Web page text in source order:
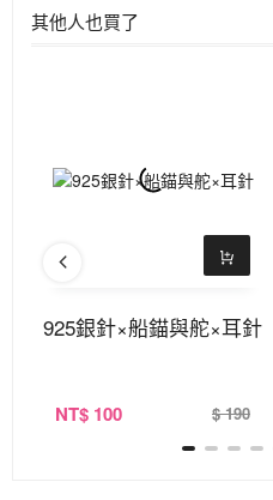
其他人也買了
925銀針×船錨與舵×耳針
NT$ 100 $ 190